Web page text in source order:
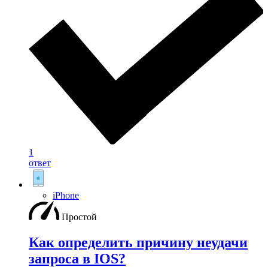
1
ответ
iPhone
Простой
Как определить причину неудачи
запроса в IOS?